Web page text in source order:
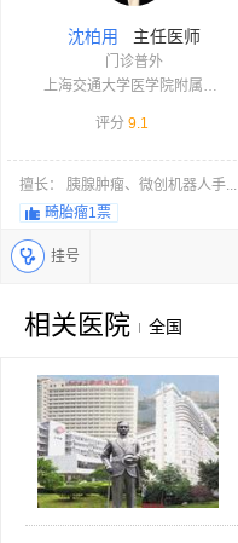
沈柏用 主任医师
门诊普外
上海交通大学医学院附属瑞金医院
评分 9.1
擅长： 胰腺肿瘤、微创机器人手...
畸胎瘤1票
挂号
相关医院 全国